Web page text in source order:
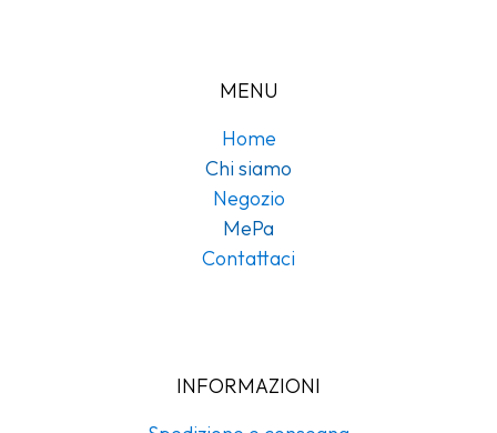
MENU
Home
Chi siamo
Negozio
MePa
Contattaci
INFORMAZIONI